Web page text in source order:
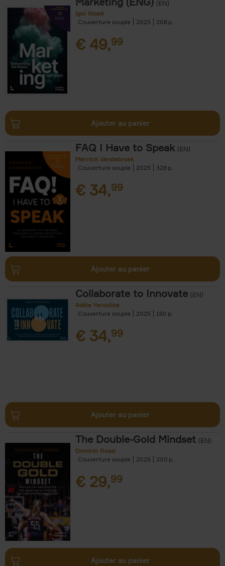
(EN)
Igor Nowé
Couverture souple
2025 208
€ 49,99
Ajouter au panier
FAQ I Have to Speak (EN)
Marnick Vandebroek
Couverture souple
2025 328
€ 34,99
Ajouter au panier
Collaborate to Innovate (EN)
Adèle Yaroulina
Couverture souple
2025 160
€ 34,99
Ajouter au panier
The Double-Gold Mindset (EN)
Dominic Rossi
Couverture souple
2025 200
€ 29,99
Ajouter au panier